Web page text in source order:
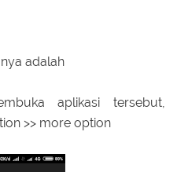
adalah
aplikasi tersebut,
>> more option